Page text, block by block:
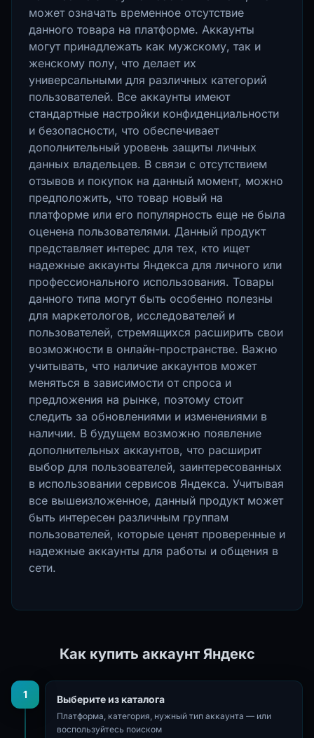
может означать временное отсутствие
данного товара на платформе. Аккаунты
могут принадлежать как мужскому, так и
женскому полу, что делает их
универсальными для различных категорий
пользователей. Все аккаунты имеют
стандартные настройки конфиденциальности
и безопасности, что обеспечивает
дополнительный уровень защиты личных
данных владельцев. В связи с отсутствием
отзывов и покупок на данный момент, можно
предположить, что товар новый на
платформе или его популярность еще не была
оценена пользователями. Данный продукт
представляет интерес для тех, кто ищет
надежные аккаунты Яндекса для личного или
профессионального использования. Товары
данного типа могут быть особенно полезны
для маркетологов, исследователей и
пользователей, стремящихся расширить свои
возможности в онлайн-пространстве. Важно
учитывать, что наличие аккаунтов может
меняться в зависимости от спроса и
предложения на рынке, поэтому стоит
следить за обновлениями и изменениями в
наличии. В будущем возможно появление
дополнительных аккаунтов, что расширит
выбор для пользователей, заинтересованных
в использовании сервисов Яндекса. Учитывая
все вышеизложенное, данный продукт может
быть интересен различным группам
пользователей, которые ценят проверенные и
надежные аккаунты для работы и общения в
сети.
Как купить аккаунт Яндекс
1 Выберите из каталога
Платформа, категория, нужный тип аккаунта — или
воспользуйтесь поиском